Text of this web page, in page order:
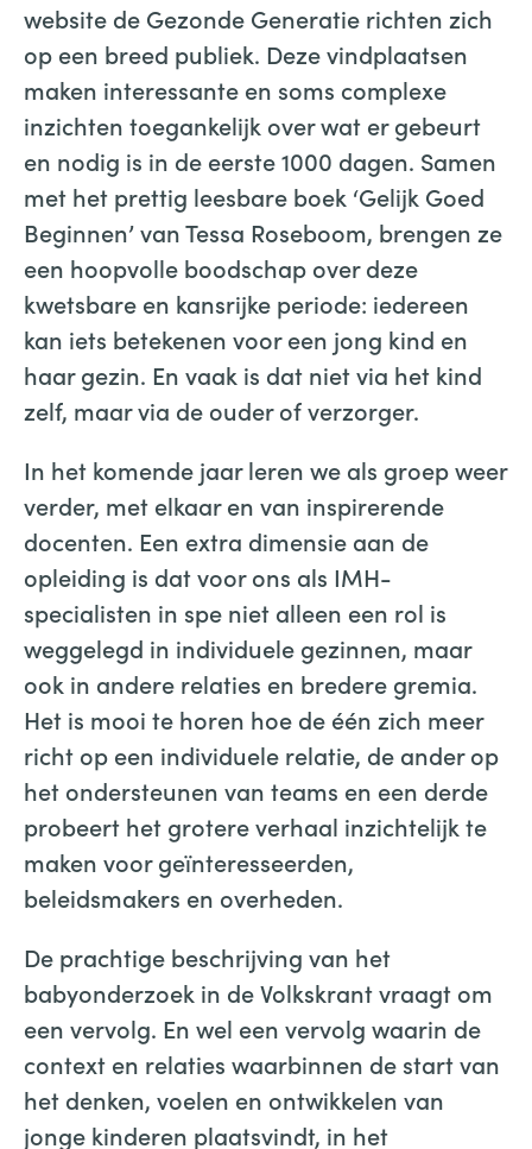
website de Gezonde Generatie richten zich
op een breed publiek. Deze vindplaatsen
maken interessante en soms complexe
inzichten toegankelijk over wat er gebeurt
en nodig is in de eerste 1000 dagen. Samen
met het prettig leesbare boek ‘Gelijk Goed
Beginnen’ van Tessa Roseboom, brengen ze
een hoopvolle boodschap over deze
kwetsbare en kansrijke periode: iedereen
kan iets betekenen voor een jong kind en
haar gezin. En vaak is dat niet via het kind
zelf, maar via de ouder of verzorger.
In het komende jaar leren we als groep weer
verder, met elkaar en van inspirerende
docenten. Een extra dimensie aan de
opleiding is dat voor ons als IMH-
specialisten in spe niet alleen een rol is
weggelegd in individuele gezinnen, maar
ook in andere relaties en bredere gremia.
Het is mooi te horen hoe de één zich meer
richt op een individuele relatie, de ander op
het ondersteunen van teams en een derde
probeert het grotere verhaal inzichtelijk te
maken voor geïnteresseerden,
beleidsmakers en overheden.
De prachtige beschrijving van het
babyonderzoek in de Volkskrant vraagt om
een vervolg. En wel een vervolg waarin de
context en relaties waarbinnen de start van
het denken, voelen en ontwikkelen van
jonge kinderen plaatsvindt, in het